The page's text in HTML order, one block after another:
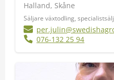
Halland, Skåne
Säljare växtodling,
076-132 25 94